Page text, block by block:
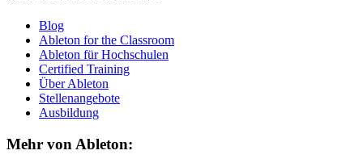
Blog
Ableton for the Classroom
Ableton für Hochschulen
Certified Training
Über Ableton
Stellenangebote
Ausbildung
Mehr von Ableton: